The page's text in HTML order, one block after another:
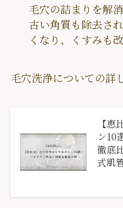
毛穴の詰まりを解
古い角質も除去さ
くなり、くすみも
毛穴洗浄についての詳
【
ン10
徹底
式肌